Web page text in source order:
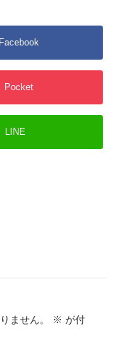
Facebook
Pocket
LINE
ません。 ※ が付